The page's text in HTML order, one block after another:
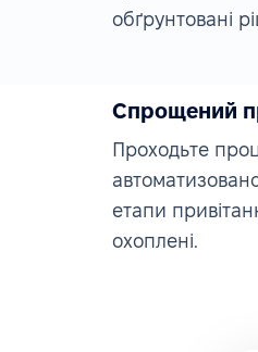
обґрунтовані
Спрощений
Проходьте
етапи
охоплені.